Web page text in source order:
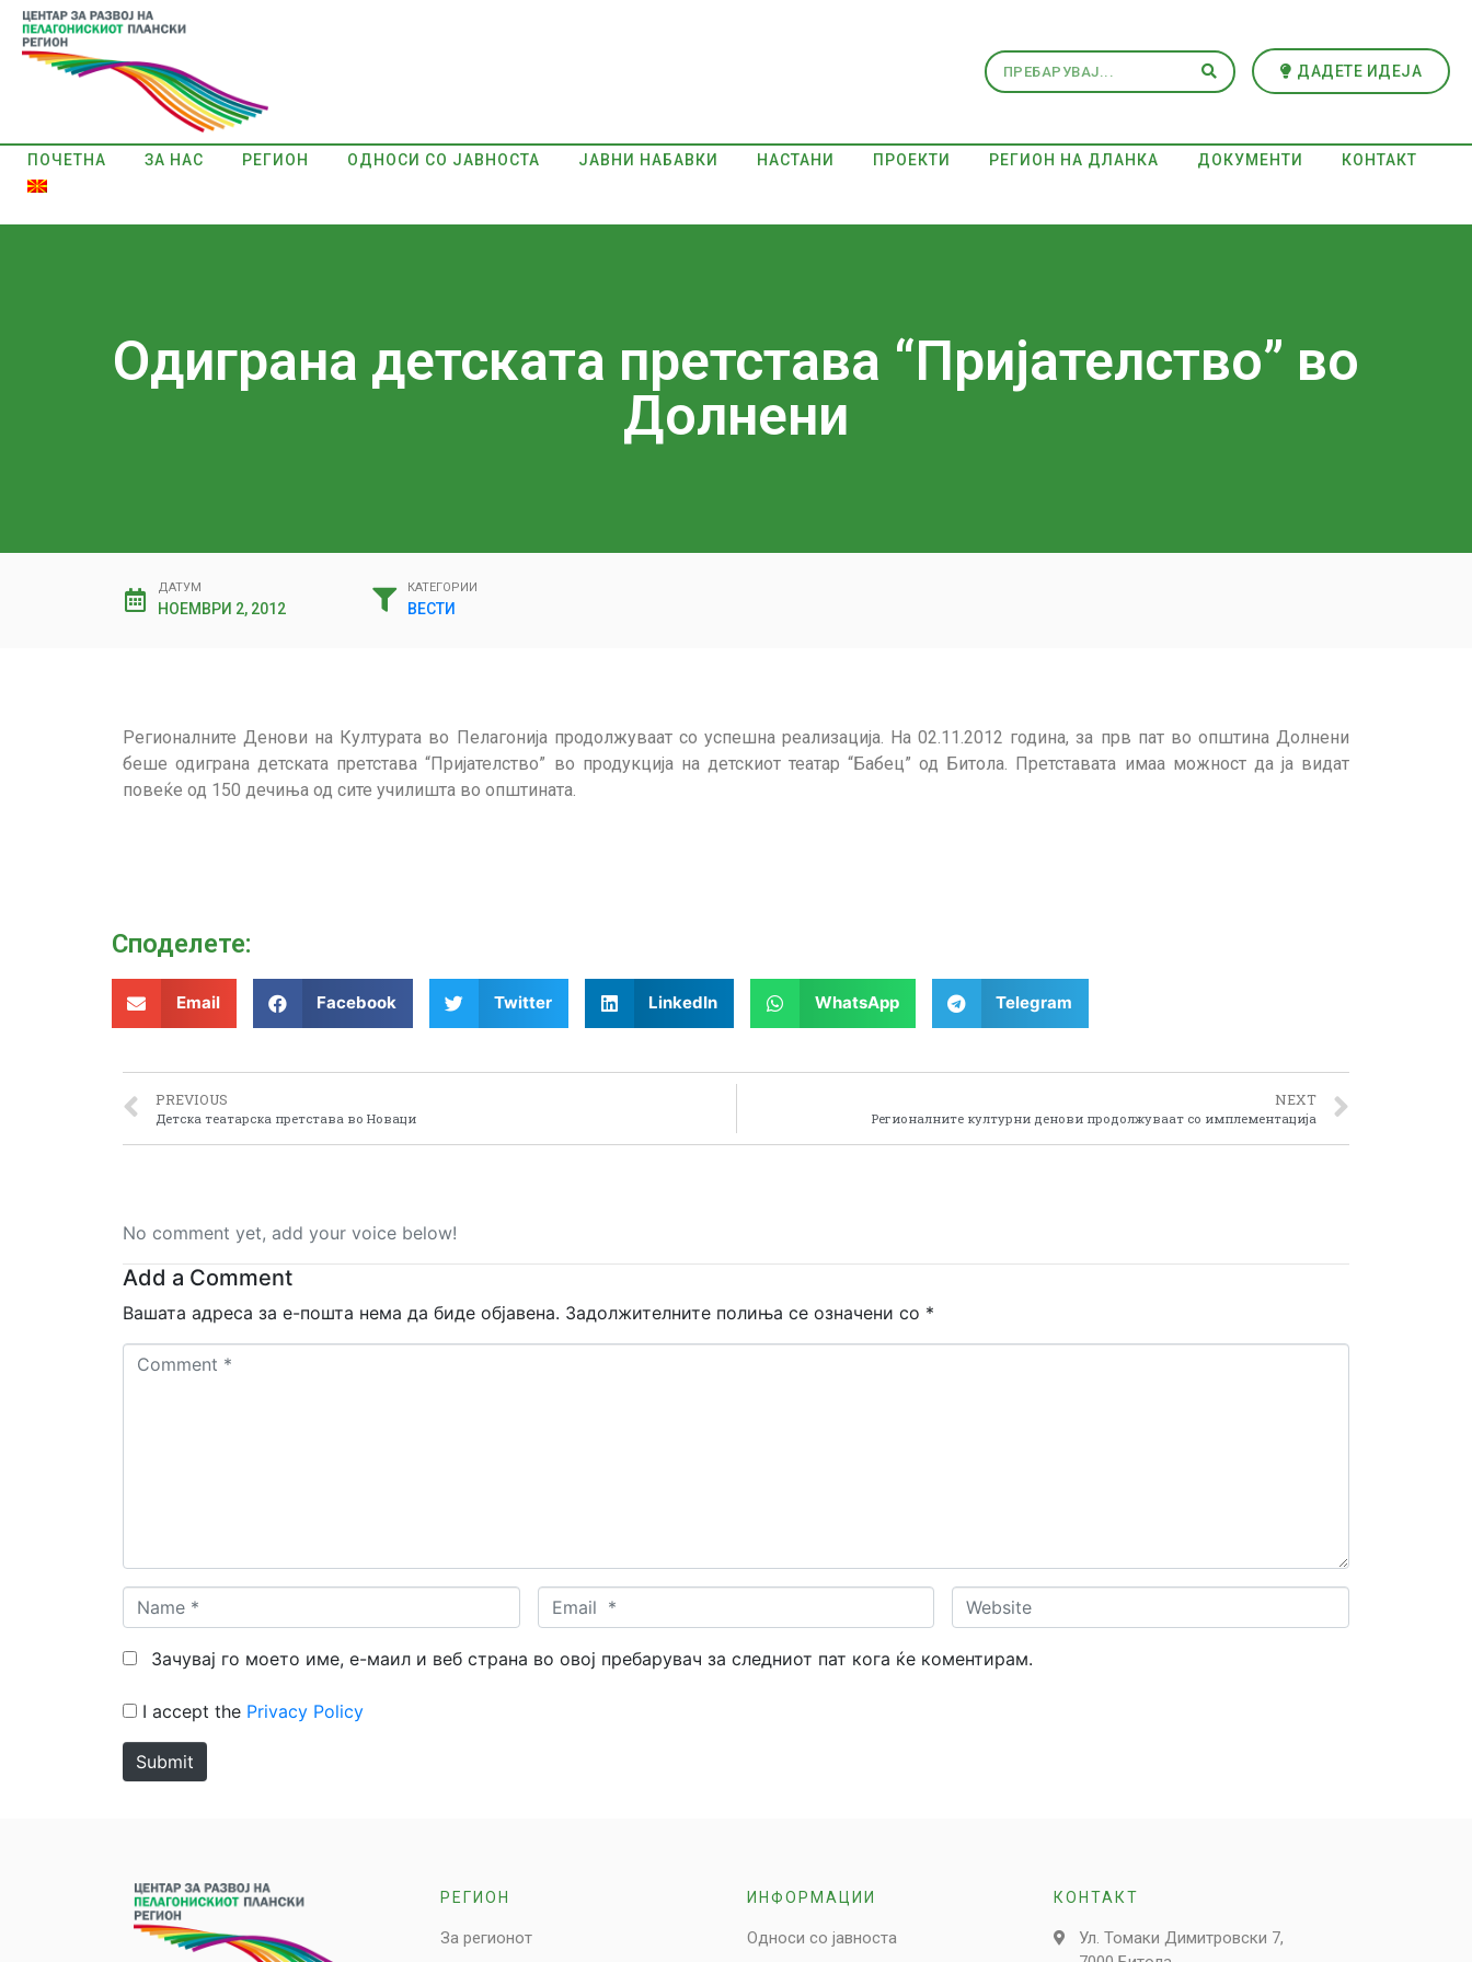
ДАДЕТЕ ИДЕЈА
ПОЧЕТНА ЗА НАС РЕГИОН ОДНОСИ СО ЈАВНОСТА ЈАВНИ НАБАВКИ НАСТАНИ ПРОЕКТИ РЕГИОН НА ДЛАНКА ДОКУМЕНТИ КОНТАКТ
Одиграна детската претстава “Пријателство” во
Долнени
ДАТУМ
НОЕМВРИ 2, 2012
КАТЕГОРИИ
ВЕСТИ
Регионалните Денови на Културата во Пелагонија продолжуваат со успешна реализација. На 02.11.2012 година, за прв пат во општина Долнени
беше одиграна детската претстава “Пријателство” во продукција на детскиот театар “Бабец” од Битола. Претставата имаа можност да ја видат
повеќе од 150 дечиња од сите училишта во општината.
Споделeте:
Email Facebook Twitter LinkedIn WhatsApp Telegram
PREVIOUS
Детска театарска претстава во Новаци
NEXT
Регионалните културни денови продолжуваат со имплементација
No comment yet, add your voice below!
Add a Comment
Вашата адреса за е-пошта нема да биде објавена. Задолжителните полиња се означени со *
Comment
Name
*
Email
*
Website
Зачувај го моето име, е-маил и веб страна во овој пребарувач за следниот пат кога ќе коментирам.
I accept the Privacy Policy
Submit
РЕГИОН
За регионот
ИНФОРМАЦИИ
Односи со јавноста
КОНТАКТ
Ул. Томаки Димитровски 7,